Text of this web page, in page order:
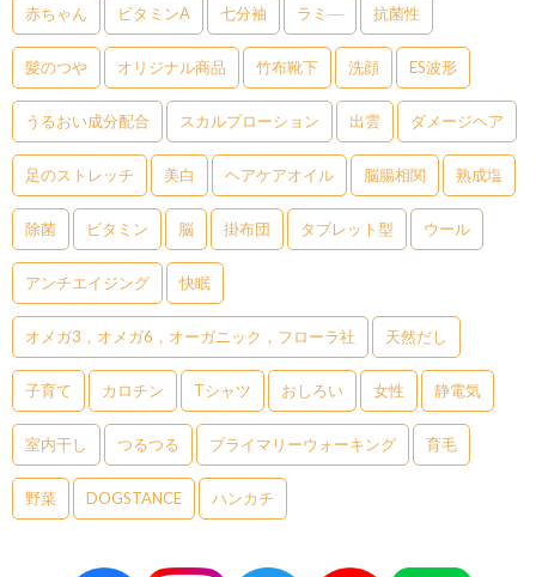
赤ちゃん ビタミンA 七分袖 ラミ― 抗菌性
髪のつや オリジナル商品 竹布靴下 洗顔 ES波形
うるおい成分配合 スカルプローション 出雲 ダメージヘア
足のストレッチ 美白 ヘアケアオイル 脳腸相関 熟成塩
除菌 ビタミン 脳 掛布団 タブレット型 ウール
アンチエイジング 快眠
オメガ3，オメガ6，オーガニック，フローラ社 天然だし
子育て カロチン Tシャツ おしろい 女性 静電気
室内干し つるつる プライマリーウォーキング 育毛
野菜 DOGSTANCE ハンカチ